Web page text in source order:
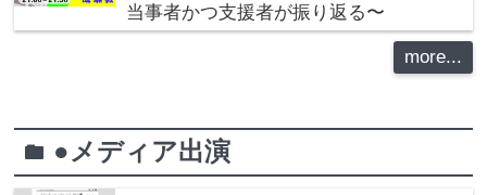
当事者かつ支援者が振り返る〜
more...
folder ●メディア出演